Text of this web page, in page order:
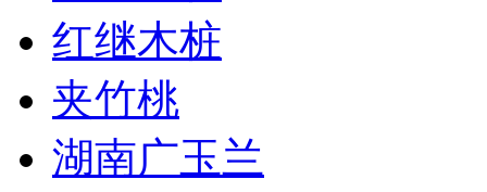
红继木桩
夹竹桃
湖南广玉兰